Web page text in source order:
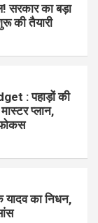
सरकार का बड़ा
की तैयारी
: पहाड़ों की
प्लान,
यादव का निधन,